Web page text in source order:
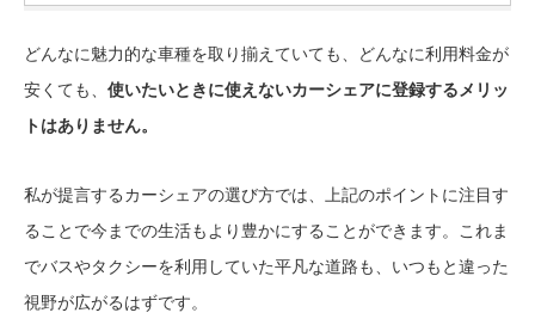
どんなに魅力的な車種を取り揃えていても、どんなに利用料金が
安くても、 使いたいときに使えないカーシェアに登録するメリッ
トはありません。
私が提言するカーシェアの選び方では、上記のポイントに注目す
ることで今までの生活もより豊かにすることができます。これま
でバスやタクシーを利用していた平凡な道路も、いつもと違った
視野が広がるはずです。